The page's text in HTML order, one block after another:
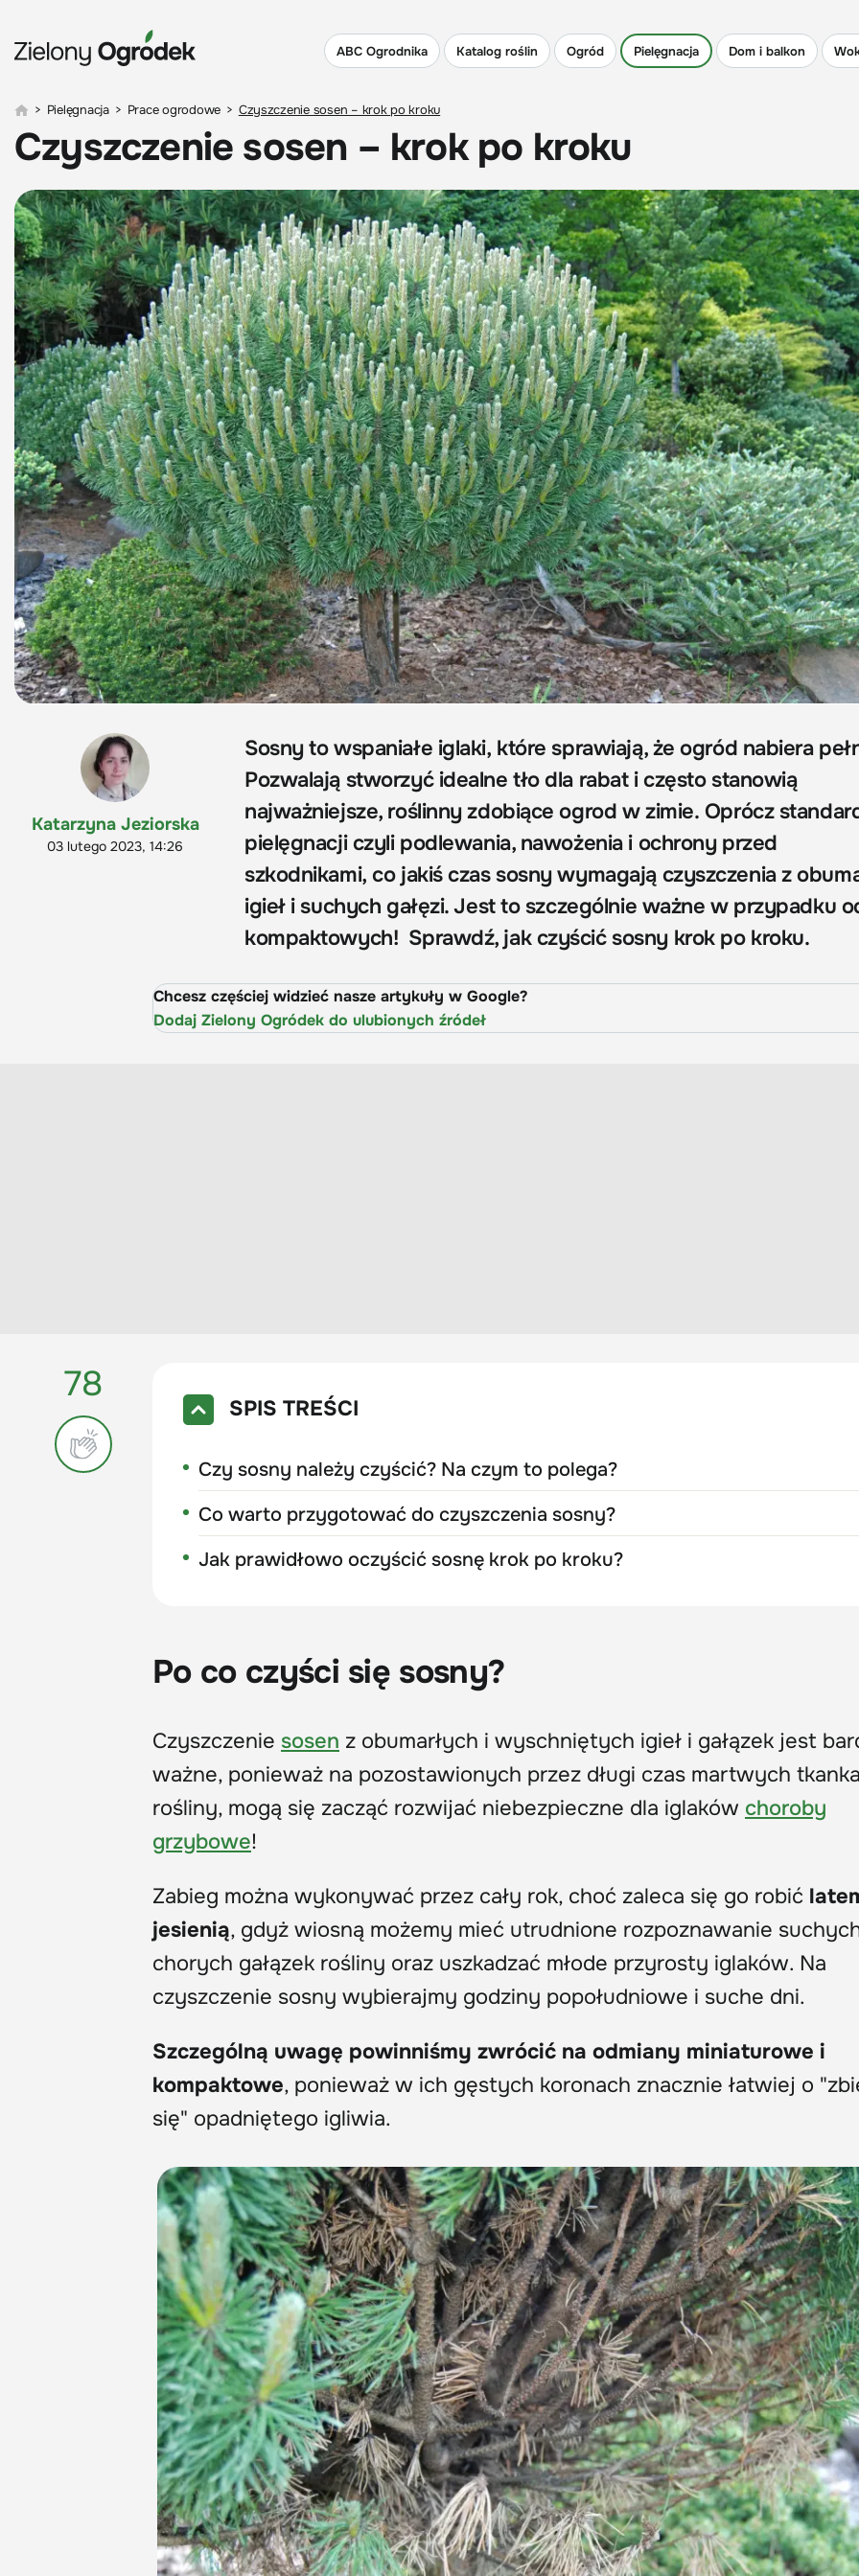
ABC Ogrodnika Katalog roślin Ogród Pielęgnacja Dom i balkon
> Pielęgnacja > Prace ogrodowe > Czyszczenie sosen – krok po kroku
Czyszczenie sosen – krok po kroku
Katarzyna Jeziorska
03 lutego 2023, 14:26
Sosny to wspaniałe iglaki, które sprawiają, że ogród nabiera
Pozwalają stworzyć idealne tło dla rabat i często stanowią
najważniejsze, roślinny zdobiące ogrod w zimie. Oprócz
pielęgnacji czyli podlewania, nawożenia i ochrony przed
szkodnikami, co jakiś czas sosny wymagają czyszczenia z
igieł i suchych gałęzi. Jest to szczególnie ważne w przypadku
kompaktowych! Sprawdź, jak czyścić sosny krok po kroku.
Chcesz częściej widzieć nasze artykuły w Google?
Dodaj Zielony Ogródek do ulubionych źródeł
78
SPIS TREŚCI
Czy sosny należy czyścić? Na czym to polega?
Co warto przygotować do czyszczenia sosny?
Jak prawidłowo oczyścić sosnę krok po kroku?
Po co czyści się sosny?
Czyszczenie sosen z obumarłych i wyschniętych igieł i gałązek jest
ważne, ponieważ na pozostawionych przez długi czas martwych
rośliny, mogą się zacząć rozwijać niebezpieczne dla iglaków choroby
grzybowe!
Zabieg można wykonywać przez cały rok, choć zaleca się go robić
jesienią, gdyż wiosną możemy mieć utrudnione rozpoznawanie
chorych gałązek rośliny oraz uszkadzać młode przyrosty iglaków. Na
czyszczenie sosny wybierajmy godziny popołudniowe i suche dni.
Szczególną uwagę powinniśmy zwrócić na odmiany miniaturowe i
kompaktowe, ponieważ w ich gęstych koronach znacznie łatwiej o
się" opadniętego igliwia.